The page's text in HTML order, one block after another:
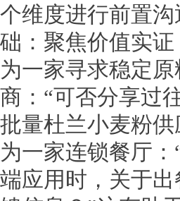
个维度进行前置
础：聚焦价值实
为一家寻求稳定
商：“可否分享过
批量杜兰小麦粉
为一家连锁餐厅
端应用时，关于